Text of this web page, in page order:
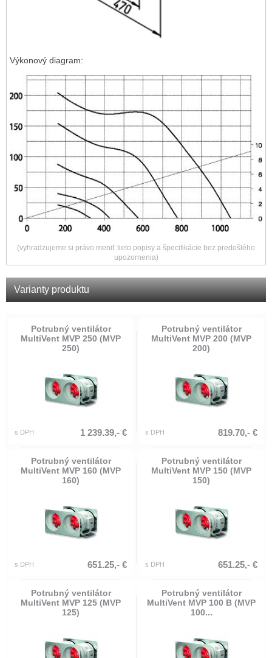
Výkonový diagram:
(vyhradzujeme si právo meniť tieto popisy a špecifikácie bez predošlého
upozornenia)
Varianty produktu
Potrubný ventilátor
MultiVent MVP 250 (MVP
250)
s DPH 1 239.39,- €
Potrubný ventilátor
MultiVent MVP 200 (MVP
200)
s DPH 819.70,- €
Potrubný ventilátor
MultiVent MVP 160 (MVP
160)
s DPH 651.25,- €
Potrubný ventilátor
MultiVent MVP 150 (MVP
150)
s DPH 651.25,- €
Potrubný ventilátor
MultiVent MVP 125 (MVP
125)
Potrubný ventilátor
MultiVent MVP 100 B (MVP
100...